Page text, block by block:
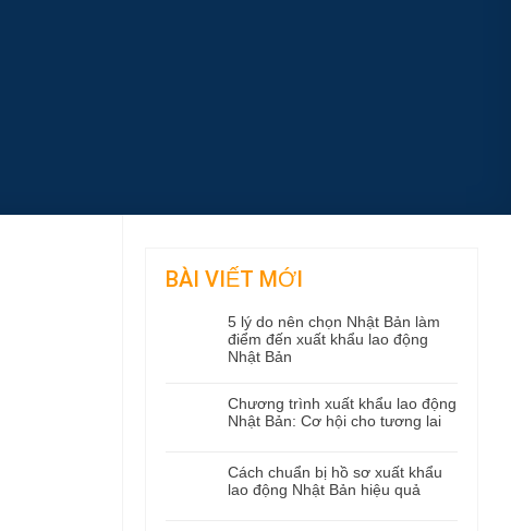
BÀI VIẾT MỚI
5 lý do nên chọn Nhật Bản làm
điểm đến xuất khẩu lao động
Nhật Bản
Chương trình xuất khẩu lao động
Nhật Bản: Cơ hội cho tương lai
Cách chuẩn bị hồ sơ xuất khẩu
lao động Nhật Bản hiệu quả